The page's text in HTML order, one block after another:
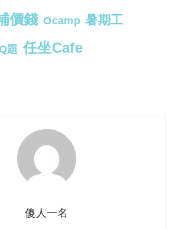
價錢 Ocamp 暑期工
題 任坐Cafe
傻人一名